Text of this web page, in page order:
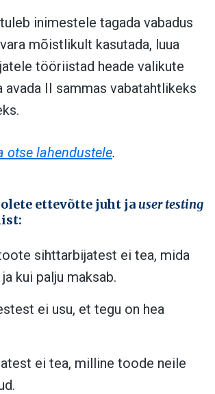
inimestele tagada vabadus
mõistlikult kasutada, luua
tööriistad heade valikute
avada II sammas vabatahtlikeks
otse lahendustele.
ettevõtte juht jauser testing
sihttarbijatest ei tea, mida
kui palju maksab.
ei usu, et tegu on hea
ei tea, milline toode neile